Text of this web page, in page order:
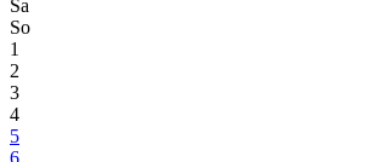
Sa
So
1
2
3
4
5
6